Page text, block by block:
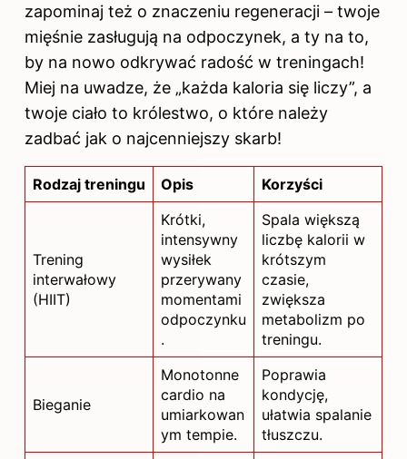
zapominaj też o znaczeniu regeneracji – twoje
mięśnie zasługują na odpoczynek, a ty na to,
by na nowo odkrywać radość w treningach!
Miej na uwadze, że „każda kaloria się liczy”, a
twoje ciało to królestwo, o które należy
zadbać jak o najcenniejszy skarb!
Rodzaj treningu Opis Korzyści
Trening
interwałowy
(HIIT)
Krótki,
intensywny
wysiłek
przerywany
momentami
odpoczynku
.
Spala większą
liczbę kalorii w
krótszym
czasie,
zwiększa
metabolizm po
treningu.
Bieganie
Monotonne
cardio na
umiarkowan
ym tempie.
Poprawia
kondycję,
ułatwia spalanie
tłuszczu.